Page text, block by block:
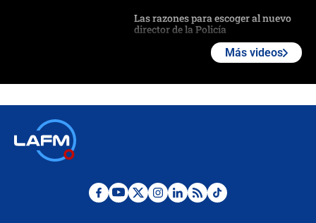
Las razones para escoger al nuevo
director de la Policía
"No hubo fraude ni posibilidad de
Más videos